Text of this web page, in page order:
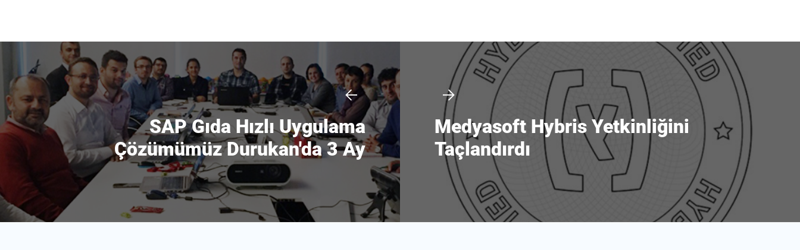
SAP Gıda Hızlı Uygulama
Çözümümüz Durukan'da 3 Ay
İçerisinde Kullanıma Alındı
Medyasoft Hybris Yetkinliğini
Taçlandırdı